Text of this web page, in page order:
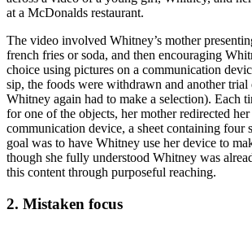
at a McDonalds restaurant.
The video involved Whitney’s mother
french fries or soda, and then encouraging
choice using pictures on a communication
sip, the foods were withdrawn and another trial
Whitney again had to make a selection). Each
for one of the objects, her mother redirected
communication device, a sheet containing four
goal was to have Whitney use her device to
though she fully understood Whitney was
this content through purposeful reaching.
2. Mistaken focus